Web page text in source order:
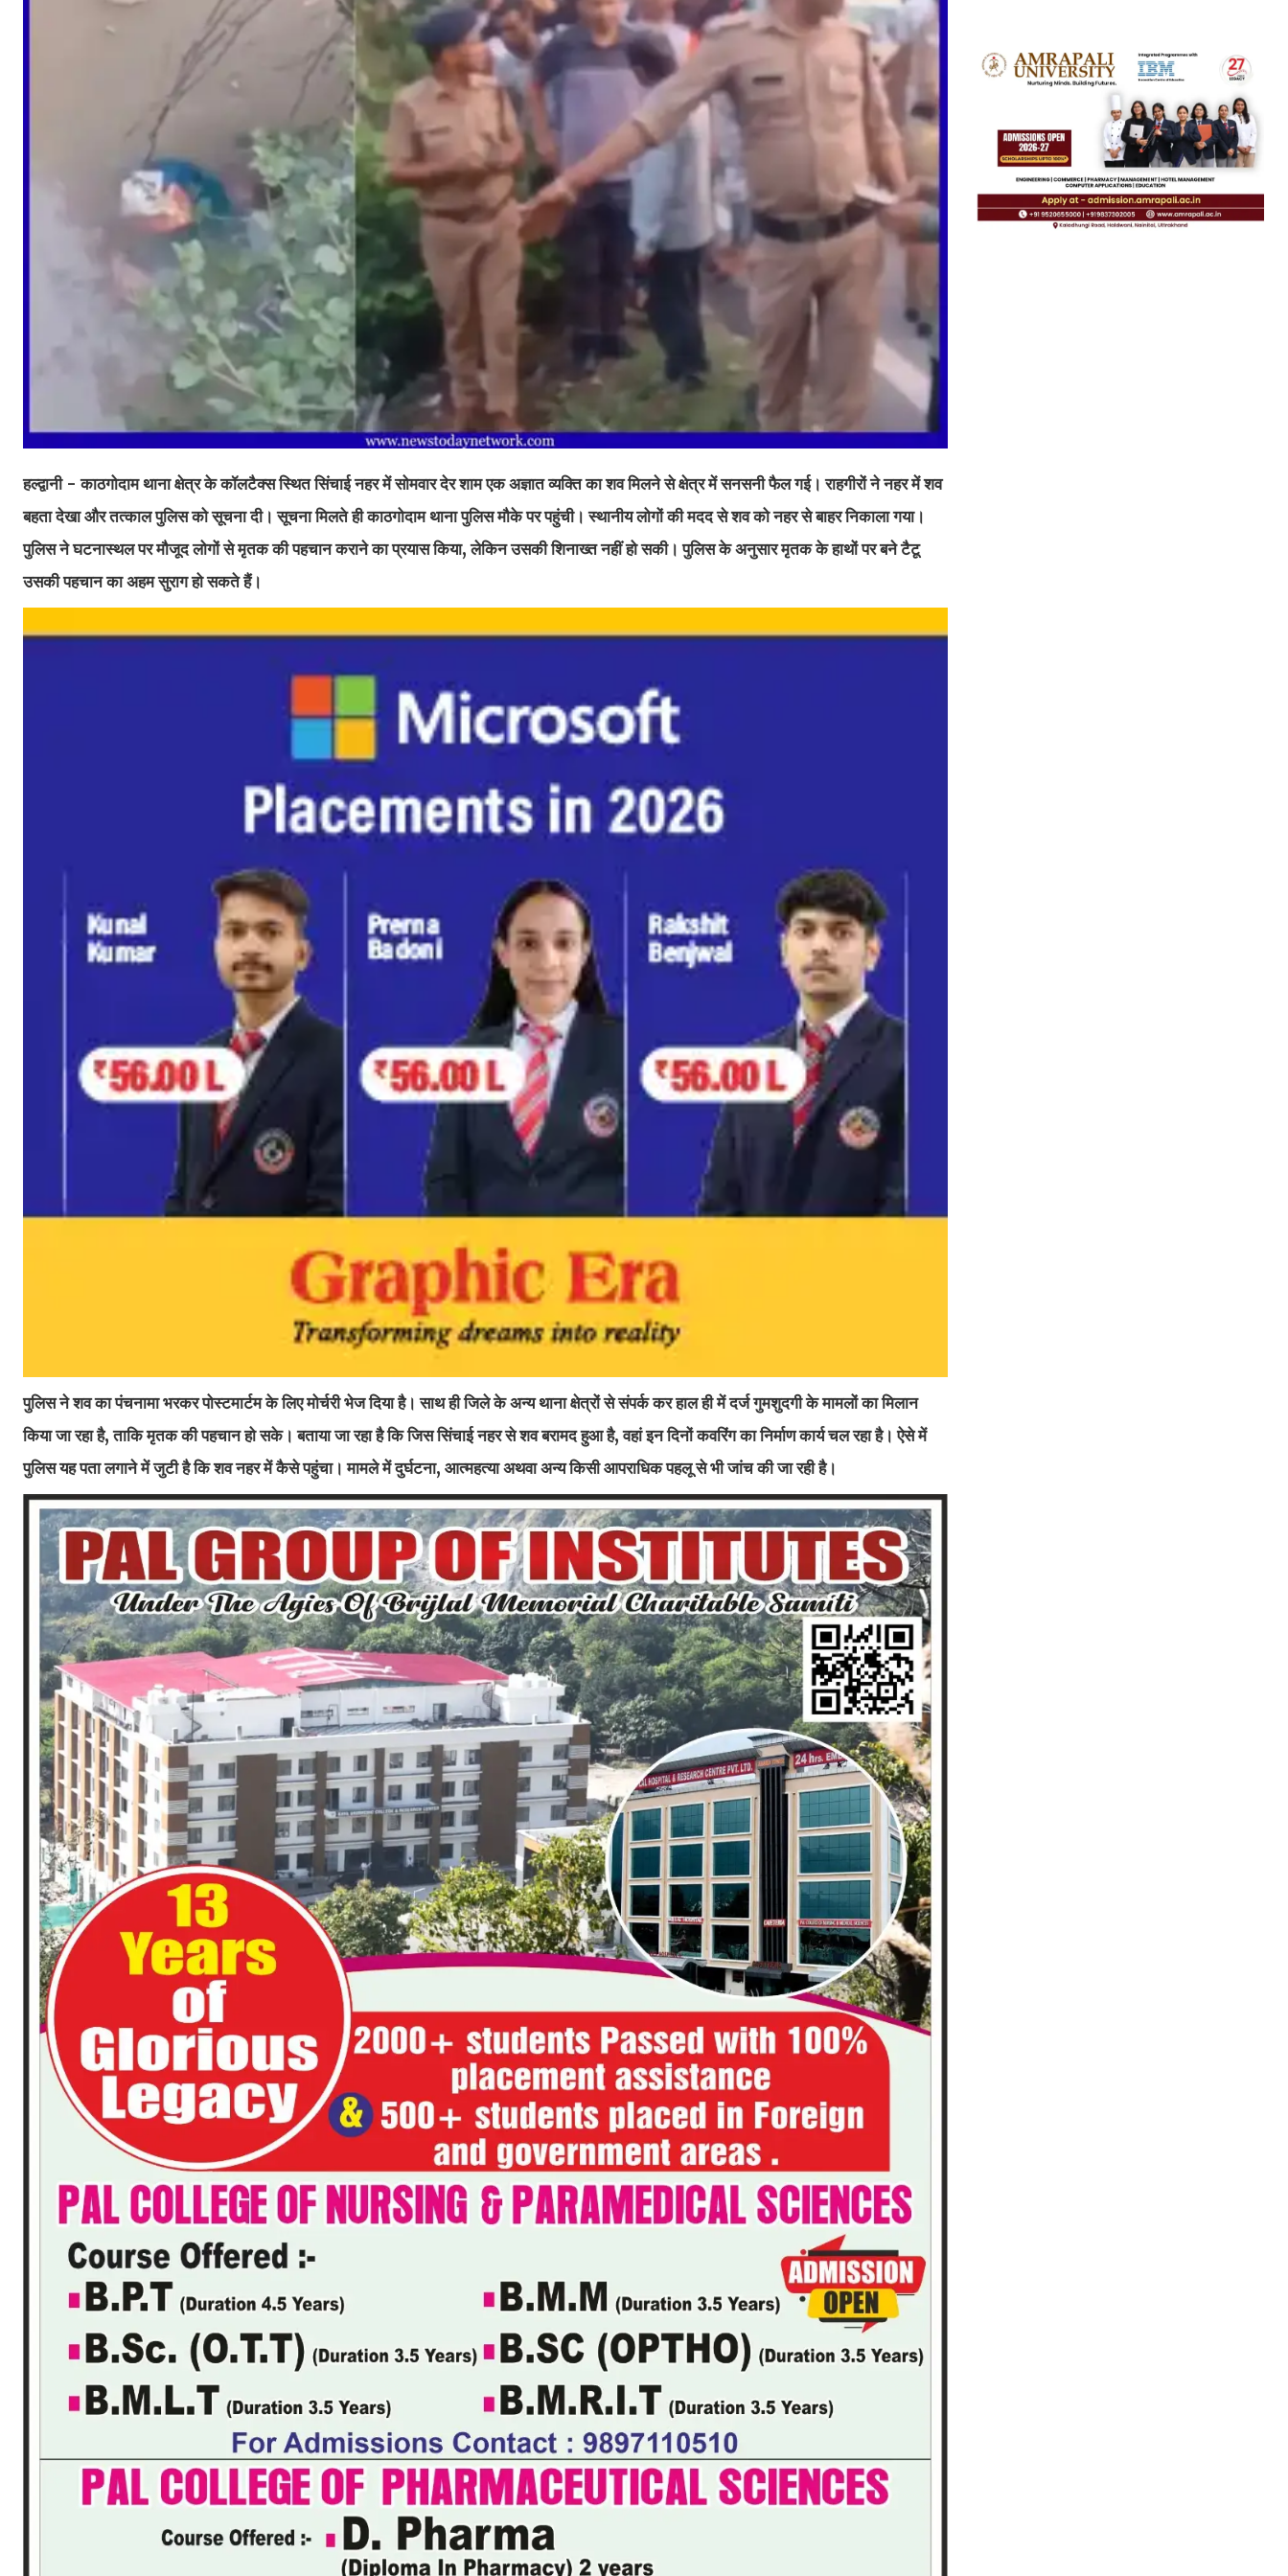
हल्द्वानी - काठगोदाम थाना क्षेत्र के कॉलटैक्स स्थित सिंचाई नहर में सोमवार देर शाम एक अज्ञात व्यक्ति का शव मिलने से क्षेत्र में सनसनी फैल गई। राहगीरों ने नहर में शव
बहता देखा और तत्काल पुलिस को सूचना दी। सूचना मिलते ही काठगोदाम थाना पुलिस मौके पर पहुंची। स्थानीय लोगों की मदद से शव को नहर से बाहर निकाला गया।
पुलिस ने घटनास्थल पर मौजूद लोगों से मृतक की पहचान कराने का प्रयास किया, लेकिन उसकी शिनाख्त नहीं हो सकी। पुलिस के अनुसार मृतक के हाथों पर बने टैटू
उसकी पहचान का अहम सुराग हो सकते हैं।
पुलिस ने शव का पंचनामा भरकर पोस्टमार्टम के लिए मोर्चरी भेज दिया है। साथ ही जिले के अन्य थाना क्षेत्रों से संपर्क कर हाल ही में दर्ज गुमशुदगी के मामलों का मिलान
किया जा रहा है, ताकि मृतक की पहचान हो सके। बताया जा रहा है कि जिस सिंचाई नहर से शव बरामद हुआ है, वहां इन दिनों कवरिंग का निर्माण कार्य चल रहा है। ऐसे में
पुलिस यह पता लगाने में जुटी है कि शव नहर में कैसे पहुंचा। मामले में दुर्घटना, आत्महत्या अथवा अन्य किसी आपराधिक पहलू से भी जांच की जा रही है।